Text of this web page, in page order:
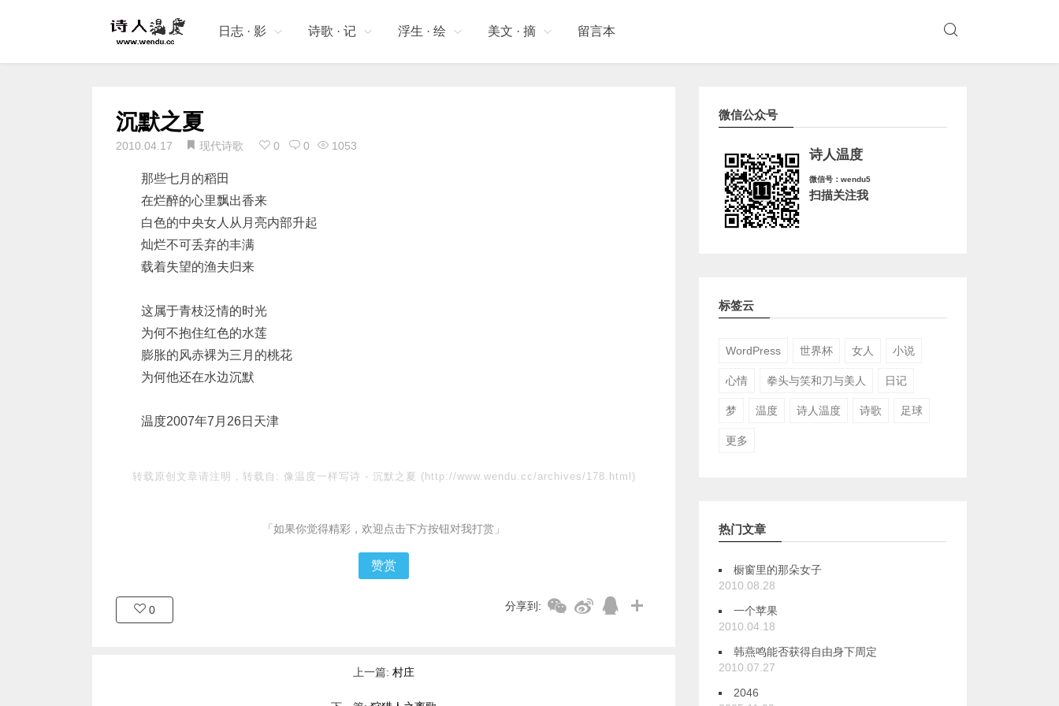
日志 · 影 诗歌 · 记 浮生 · 绘 美文 · 摘 留言本
沉默之夏
2010.04.17 现代诗歌 0 0 1053
那些七月的稻田
在烂醉的心里飘出香来
白色的中央女人从月亮内部升起
灿烂不可丢弃的丰满
载着失望的渔夫归来
这属于青枝泛情的时光
为何不抱住红色的水莲
膨胀的风赤裸为三月的桃花
为何他还在水边沉默
温度2007年7月26日天津
转载原创文章请注明，转载自: 像温度一样写诗 - 沉默之夏 (http://www.wendu.cc/archives/178.html)
「如果你觉得精彩，欢迎点击下方按钮对我打赏」
赞赏
0 分享到:
上一篇: 村庄
微信公众号
诗人温度
微信号：wendu5
扫描关注我
标签云
WordPress 世界杯 女人 小说
心情 拳头与笑和刀与美人 日记
梦 温度 诗人温度 诗歌 足球
更多
热门文章
橱窗里的那朵女子
2010.08.28
一个苹果
2010.04.18
韩燕鸣能否获得自由身下周定
2010.07.27
2046